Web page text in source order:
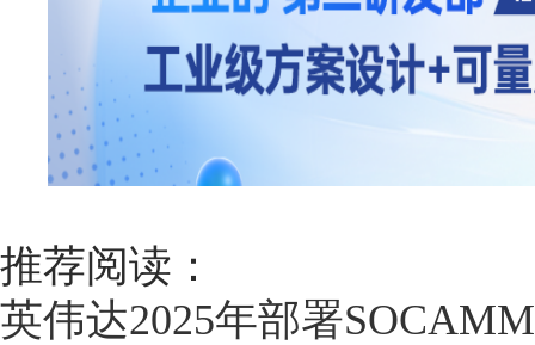
推荐阅读：
英伟达2025年部署